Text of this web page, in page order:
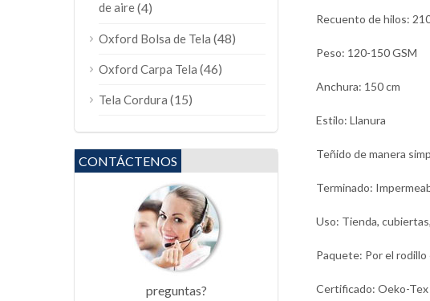
Recuento de hilos:
Peso: 120-150 GSM
Anchura: 150 cm
Estilo: Llanura
Teñido de manera
Terminado:
Uso: Tienda,
Paquete: Por el
Certificado: Oeko-Tex
de aire(4)
Oxford Bolsa de Tela (48)
Oxford Carpa Tela (46)
Tela Cordura (15)
CONTÁCTENOS
preguntas?